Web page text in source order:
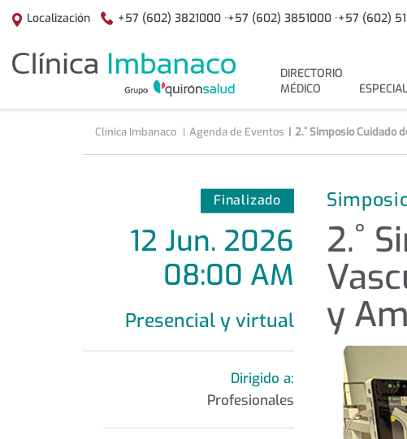
Localización +57 (602) 3821000 ·+57 (602) 3851000 ·+57 (602)
DIRECTORIO
MÉDICO
Clínica Imbanaco Agenda de Eventos 2.˚ Simposio Cuidado
Finalizado
12 Jun. 2026
08:00 AM
Presencial y virtual
Dirigido a:
Profesionales
2.˚
y